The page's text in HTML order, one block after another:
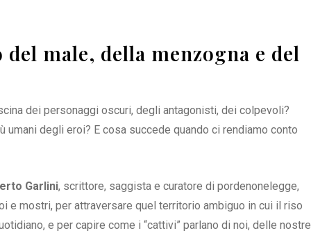
male, della menzogna e del
dei personaggi oscuri, degli antagonisti, dei colpevoli?
degli eroi? E cosa succede quando ci rendiamo conto
Garlini, scrittore, saggista e curatore di pordenonelegge,
e mostri, per attraversare quel territorio ambiguo in cui il riso
e per capire come i “cattivi” parlano di noi, delle nostre